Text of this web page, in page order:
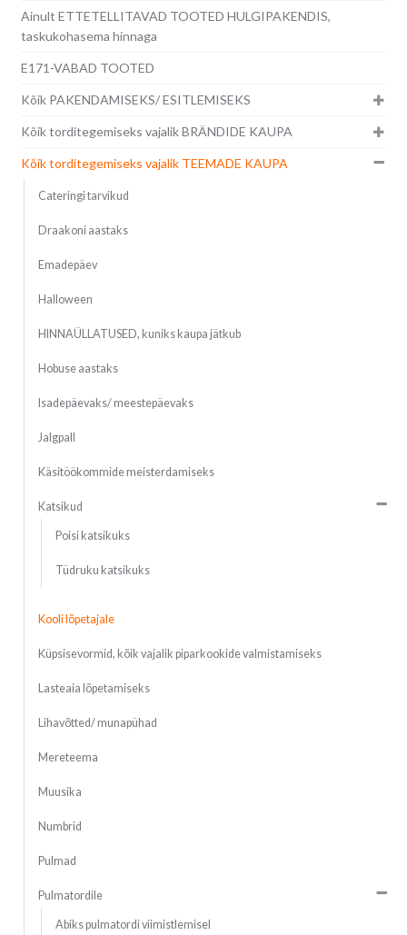
Ainult ETTETELLITAVAD TOOTED HULGIPAKENDIS,
taskukohasema hinnaga
E171-VABAD TOOTED
Kõik PAKENDAMISEKS/ ESITLEMISEKS
Kõik torditegemiseks vajalik BRÄNDIDE KAUPA
Kõik torditegemiseks vajalik TEEMADE KAUPA
Cateringi tarvikud
Draakoni aastaks
Emadepäev
Halloween
HINNAÜLLATUSED, kuniks kaupa jätkub
Hobuse aastaks
Isadepäevaks/ meestepäevaks
Jalgpall
Käsitöökommide meisterdamiseks
Katsikud
Poisi katsikuks
Tüdruku katsikuks
Kooli lõpetajale
Küpsisevormid, kõik vajalik piparkookide valmistamiseks
Lasteaia lõpetamiseks
Lihavõtted/ munapühad
Mereteema
Muusika
Numbrid
Pulmad
Pulmatordile
Abiks pulmatordi viimistlemisel